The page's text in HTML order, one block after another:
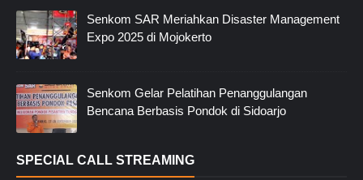
Senkom SAR Meriahkan Disaster Management
Expo 2025 di Mojokerto
Senkom Gelar Pelatihan Penanggulangan
Bencana Berbasis Pondok di Sidoarjo
SPECIAL CALL STREAMING